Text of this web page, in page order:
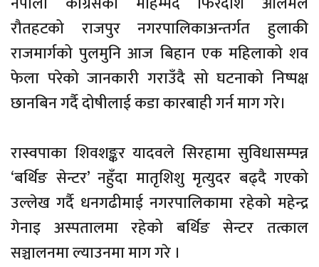
रौतहटको राजपुर नगरपालिकाअन्तर्गत हुलाकी
राजमार्गको पुलमुनि आज बिहान एक महिलाको शव
फेला परेको जानकारी गराउँदै सो घटनाको निष्पक्ष
छानबिन गर्दै दोषीलाई कडा कारबाही गर्न माग गरे।
रास्वपाका शिवशङ्कर यादवले सिरहामा सुविधासम्पन्न
‘बर्थिङ सेन्टर’ नहुँदा मातृशिशु मृत्युदर बढ्दै गएको
उल्लेख गर्दै धनगढीमाई नगरपालिकामा रहेको महेन्द्र
गेनाइ अस्पतालमा रहेको बर्थिङ सेन्टर तत्काल
सञ्चालनमा ल्याउनमा माग गरे ।